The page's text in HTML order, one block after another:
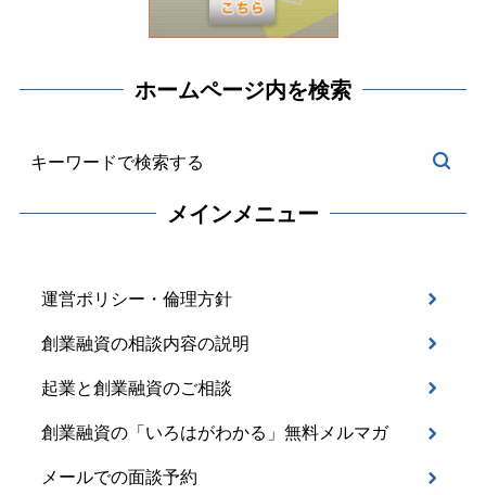
ホームページ内を検索
メインメニュー
運営ポリシー・倫理方針
創業融資の相談内容の説明
起業と創業融資のご相談
創業融資の「いろはがわかる」無料メルマガ
メールでの面談予約